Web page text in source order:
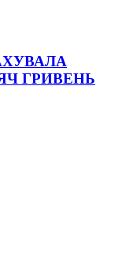
ГРИВЕНЬ